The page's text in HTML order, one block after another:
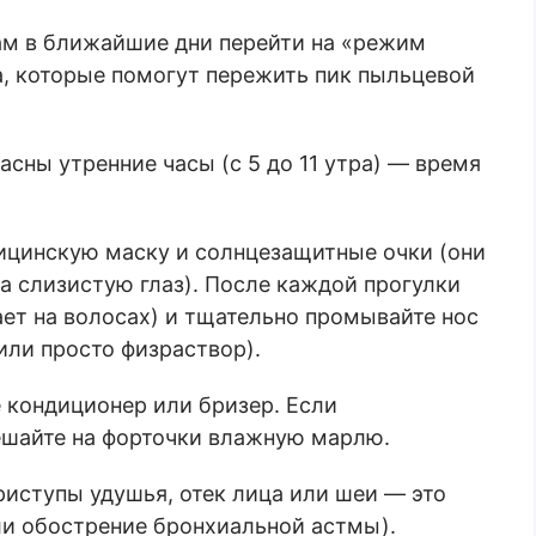
в ближайшие дни перейти на «режим
помогут пережить пик пыльцевой
утренние часы (с 5 до 11 утра) — время
маску и солнцезащитные очки (они
глаз). После каждой прогулки
на волосах) и тщательно промывайте нос
просто физраствор).
или бризер. Если
на форточки влажную марлю.
удушья, отек лица или шеи — это
обострение бронхиальной астмы).